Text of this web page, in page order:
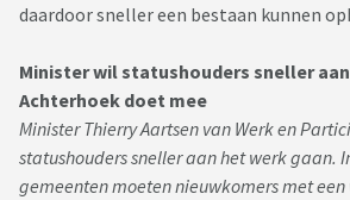
daardoor sneller een bestaan kunnen
Minister wil statushouders sneller
Achterhoek doet mee
Minister Thierry Aartsen van Werk en
statushouders sneller aan het werk gaan.
gemeenten moeten nieuwkomers met